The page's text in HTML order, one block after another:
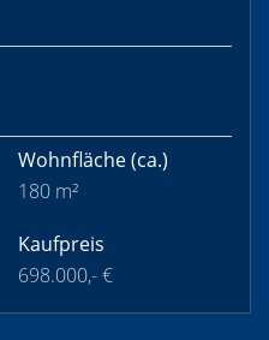
Wohnfläche(ca.)
180 m²
Kaufpreis
698.000,- €